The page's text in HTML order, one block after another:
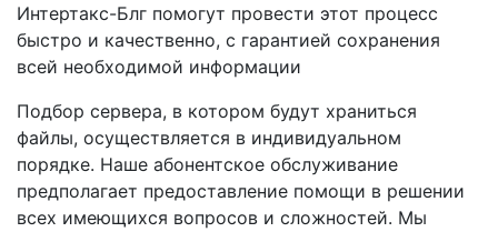
Интертакс-Блг помогут провести этот процесс
быстро и качественно, с гарантией сохранения
всей необходимой информации
Подбор сервера, в котором будут храниться
файлы, осуществляется в индивидуальном
порядке. Наше абонентское обслуживание
предполагает предоставление помощи в решении
всех имеющихся вопросов и сложностей. Мы